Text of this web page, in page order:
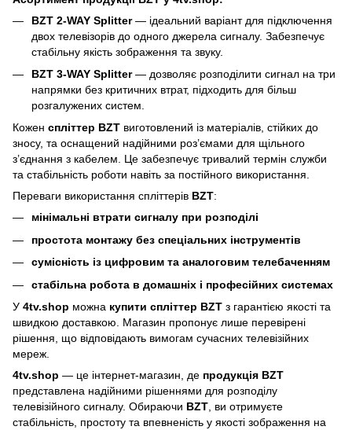
BZT 2-WAY Splitter— ідеальний варіант для підключення
двох телевізорів до одного джерела сигналу. Забезпечує
стабільну якість зображення та звуку.
BZT 3-WAY Splitter— дозволяє розподілити сигнал на три
напрямки без критичних втрат, підходить для більш
розгалужених систем.
Кожен спліттер BZT виготовлений із матеріалів, стійких до
зносу, та оснащений надійними роз’ємами для щільного
з’єднання з кабелем. Це забезпечує тривалий термін служби
та стабільність роботи навіть за постійного використання.
Переваги використання спліттерів BZT:
мінімальні втрати сигналу при розподілі
простота монтажу без спеціальних інструментів
сумісність із цифровим та аналоговим телебаченням
стабільна робота в домашніх і професійних системах
У 4tv.shop можна купити спліттер BZT з гарантією якості та
швидкою доставкою. Магазин пропонує лише перевірені
рішення, що відповідають вимогам сучасних телевізійних
мереж.
4tv.shop — це інтернет-магазин, де продукція BZT
представлена надійними рішеннями для розподілу
телевізійного сигналу. Обираючи BZT , ви отримуєте
стабільність, простоту та впевненість у якості зображення на